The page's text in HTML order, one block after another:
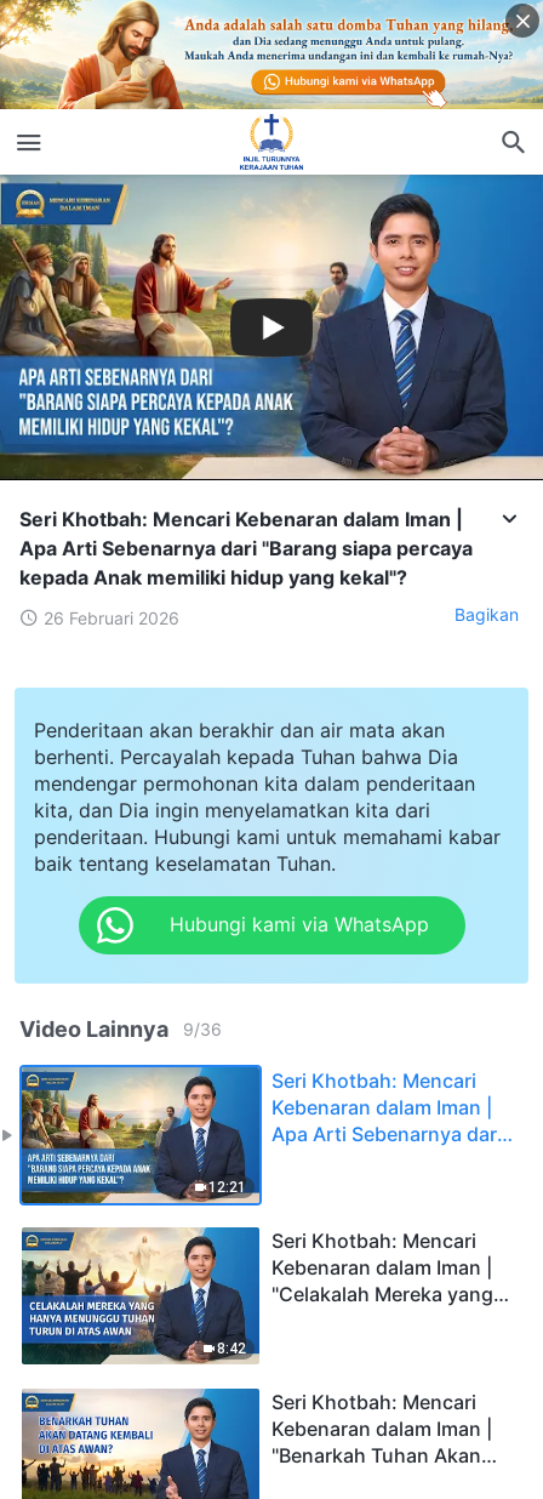
Seri Khotbah: Mencari Kebenaran dalam Iman |
Apa Arti Sebenarnya dari "Barang siapa percaya
kepada Anak memiliki hidup yang kekal"?
26 Februari 2026 Bagikan
Penderitaan akan berakhir dan air mata akan
berhenti. Percayalah kepada Tuhan bahwa Dia
mendengar permohonan kita dalam penderitaan
kita, dan Dia ingin menyelamatkan kita dari
penderitaan. Hubungi kami untuk memahami kabar
baik tentang keselamatan Tuhan.
Hubungi kami via WhatsApp
Video Lainnya 9/36
12:21
Seri Khotbah: Mencari
Kebenaran dalam Iman |
Apa Arti Sebenarnya dari
8:42
Seri Khotbah: Mencari
Kebenaran dalam Iman |
"Celakalah Mereka yang
Seri Khotbah: Mencari
Kebenaran dalam Iman |
"Benarkah Tuhan Akan